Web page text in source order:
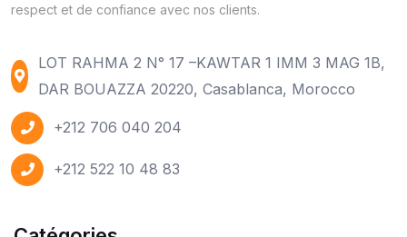
respect et de confiance avec nos clients.
LOT RAHMA 2 N° 17 –KAWTAR 1 IMM 3 MAG 1B,
DAR BOUAZZA 20220, Casablanca, Morocco
+212 706 040 204
+212 522 10 48 83